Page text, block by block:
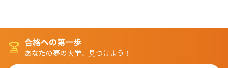
合格への第一歩
あなたの夢の大学、見つけよう！